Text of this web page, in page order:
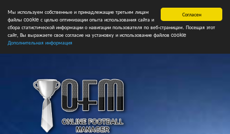
Согласен
Мы используем собственные и принадлежащие третьим лицам
файлы cookie с целью оптимизации опыта использования сайта и
сбора статистической информации о навигации пользователя по веб-страницам. Посещая этот
сайт, Вы выражаете свое согласие на установку и использование файлов cookie
Дополнительная информация
Главная Форум Турниры Сборные НФ Свободные